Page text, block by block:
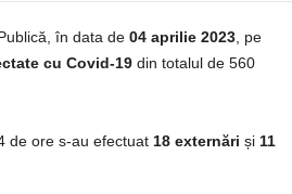
în data de 04 aprilie 2023 , pe
cu Covid-19 din totalul de 560
de ore s-au efectuat 18 externări și 11